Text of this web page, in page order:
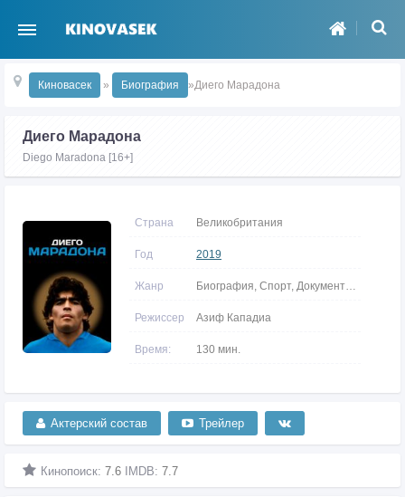
Киновасек » Биография »Диего Марадона
Диего Марадона
Diego Maradona [16+]
Страна Великобритания
Год 2019
Жанр Биография, Спорт, Документальные
Режиссер Азиф Кападиа
Время: 130 мин.
Актерский состав Трейлер
Кинопоиск: 7.6 IMDB: 7.7